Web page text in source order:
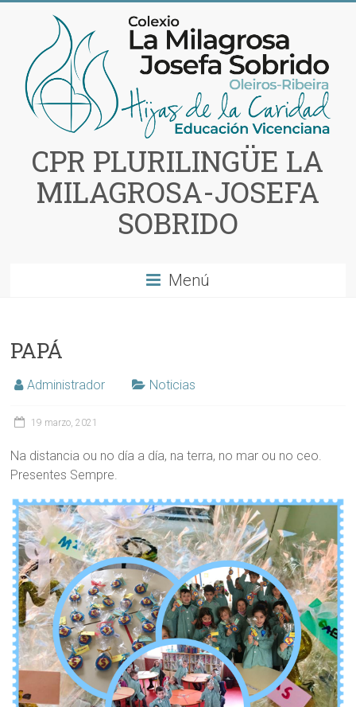
contenido
CPR PLURILINGÜE LA
MILAGROSA-JOSEFA
SOBRIDO
Menú
PAPÁ
Administrador Noticias
19 marzo, 2021
Na distancia ou no día a día, na terra, no mar ou no ceo.
Presentes Sempre.